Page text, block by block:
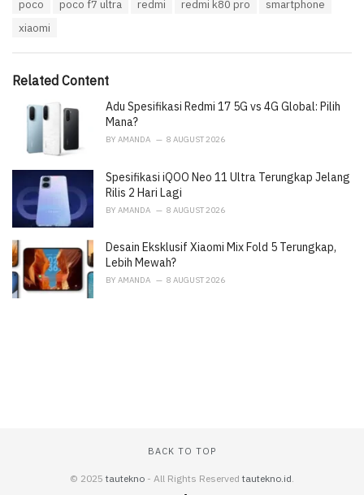
i
poco poco f7 ultra redmi redmi k80 pro
smartphone
xiaomi
Related Content
Adu Spesifikasi Redmi 17 5G vs 4G Global: Pilih
Mana?
BY AMANDA 8 AUGUST 2026
Spesifikasi iQOO Neo 11 Ultra Terungkap Jelang
Rilis 2 Hari Lagi
BY AMANDA 8 AUGUST 2026
Desain Eksklusif Xiaomi Mix Fold 5 Terungkap,
Lebih Mewah?
BY AMANDA 8 AUGUST 2026
BACK TO TOP
© 2025 tautekno - All Rights Reserved tautekno.id.